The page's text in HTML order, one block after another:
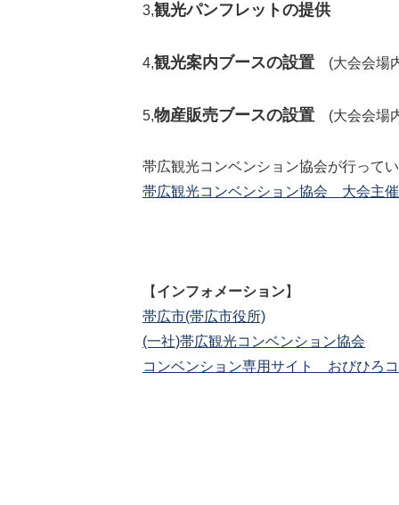
3,観光パンフレットの提供
4,観光案内ブースの設置 (大会会場
5,物産販売ブースの設置 (大会会場
帯広観光コンベンション協会が行って
帯広観光コンベンション協会 大会主
【 インフォメーション】
帯広市(帯広市役所)
(一社)帯広観光コンベンション協会
コンベンション専用サイト おびひろ